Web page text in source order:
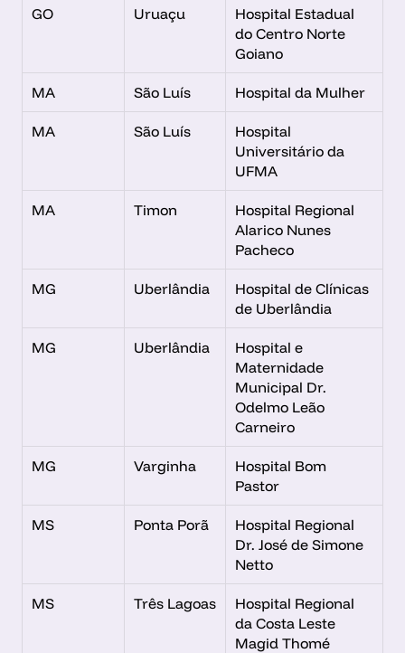
GO Uruaçu
Hospital Estadual
do Centro Norte
Goiano
MA São Luís Hospital da Mulher
MA São Luís
Hospital
Universitário da
UFMA
MA Timon
Hospital Regional
Alarico Nunes
Pacheco
MG Uberlândia
Hospital de Clínicas
de Uberlândia
MG Uberlândia
Hospital e
Maternidade
Municipal Dr.
Odelmo Leão
Carneiro
MG Varginha
Hospital Bom
Pastor
MS Ponta Porã
Hospital Regional
Dr. José de Simone
Netto
MS Três Lagoas
Hospital Regional
da Costa Leste
Magid Thomé